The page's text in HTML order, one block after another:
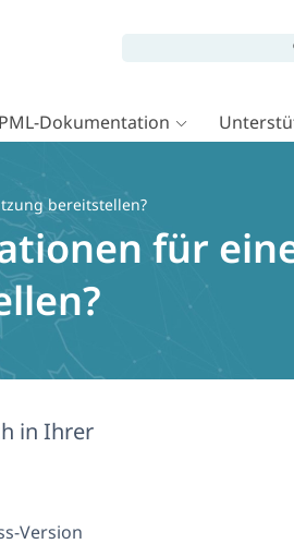
Dokumentation
bereitstellen?
für
in Ihrer
Version